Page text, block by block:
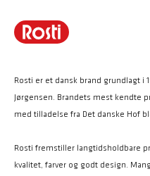
Rosti er et dansk brand grundlagt i
Jørgensen. Brandets mest kendte
med tilladelse fra Det danske Hof
Rosti fremstiller langtidsholdbare
kvalitet, farver og godt design.